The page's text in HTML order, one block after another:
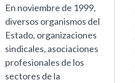
En noviembre de 1999,
diversos organismos del
Estado, organizaciones
sindicales, asociaciones
profesionales de los
sectores de la